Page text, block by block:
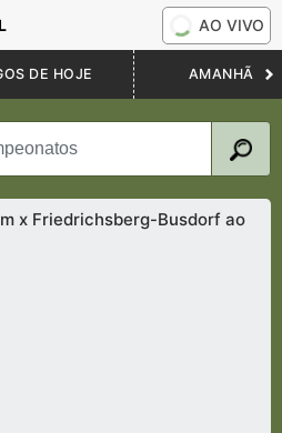
AO VIVO
DE HOJE AMANHÃ
x Friedrichsberg-Busdorf ao